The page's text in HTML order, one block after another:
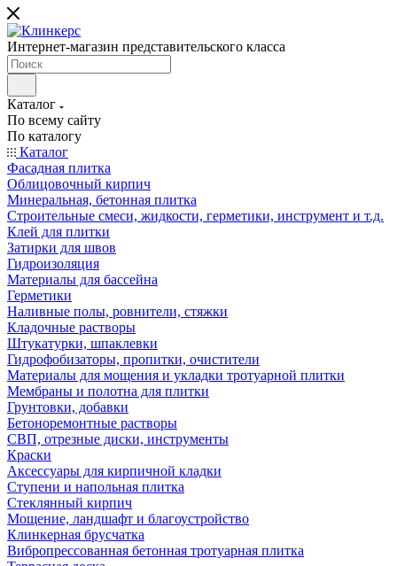
Интернет-магазин представительского класса
Каталог
По всему сайту
По каталогу
Каталог
Фасадная плитка
Облицовочный кирпич
Минеральная, бетонная плитка
Строительные смеси, жидкости, герметики, инструмент и т.д.
Клей для плитки
Затирки для швов
Гидроизоляция
Материалы для бассейна
Герметики
Наливные полы, ровнители, стяжки
Кладочные растворы
Штукатурки, шпаклевки
Гидрофобизаторы, пропитки, очистители
Материалы для мощения и укладки тротуарной плитки
Мембраны и полотна для плитки
Грунтовки, добавки
Бетоноремонтные растворы
СВП, отрезные диски, инструменты
Краски
Аксессуары для кирпичной кладки
Ступени и напольная плитка
Cтеклянный кирпич
Мощение, ландшафт и благоустройство
Клинкерная брусчатка
Вибропрессованная бетонная тротуарная плитка